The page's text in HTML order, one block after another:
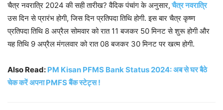
चैत्र नवरात्रि 2024 की सही तारीख? वैदिक पंचांग के अनुसार,चैत्र नवरात्रि
उस दिन से प्रारंभ होगी, जिस दिन प्रतिपदा तिथि होगी. इस बार चैत्र कृष्ण
प्रतिपदा तिथि 8 अप्रैल सोमवार को रात 11 बजकर 50 मिनट से शुरू होगी और
यह तिथि 9 अप्रैल मंगलवार को रात 08 बजकर 30 मिनट पर खत्म होगी.
Also Read: PM Kisan PFMS Bank Status 2024: अब से घर बैठे
चेक करें अपना PMFS बैंक स्टेट्स !